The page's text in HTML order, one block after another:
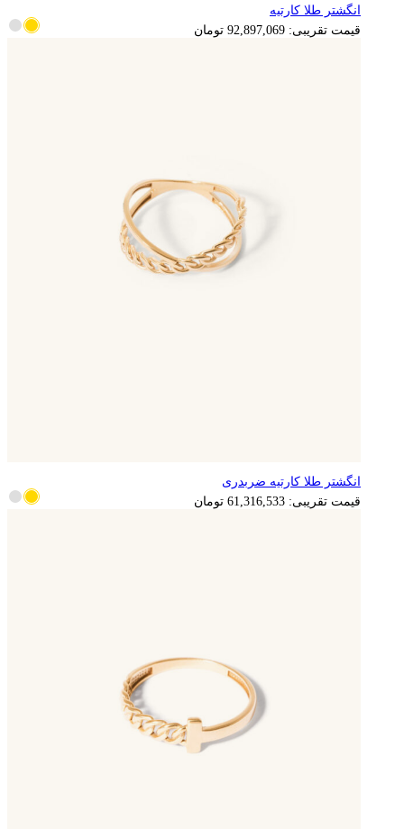
18,579,414 تومان
انگشتر طلا کارتیه
قیمت تقریبی:92,897,069 تومان
12,263,307 تومان
انگشتر طلا کارتیه ضربدری
قیمت تقریبی:61,316,533 تومان